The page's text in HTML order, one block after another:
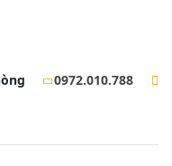
0972.010.788